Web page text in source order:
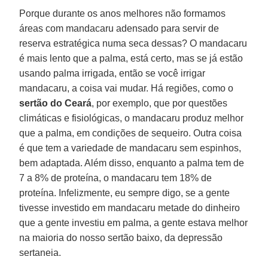
Porque durante os anos melhores não formamos
áreas com mandacaru adensado para servir de
reserva estratégica numa seca dessas? O mandacaru
é mais lento que a palma, está certo, mas se já estão
usando palma irrigada, então se você irrigar
mandacaru, a coisa vai mudar. Há regiões, como o
sertão do Ceará, por exemplo, que por questões
climáticas e fisiológicas, o mandacaru produz melhor
que a palma, em condições de sequeiro. Outra coisa
é que tem a variedade de mandacaru sem espinhos,
bem adaptada. Além disso, enquanto a palma tem de
7 a 8% de proteína, o mandacaru tem 18% de
proteína. Infelizmente, eu sempre digo, se a gente
tivesse investido em mandacaru metade do dinheiro
que a gente investiu em palma, a gente estava melhor
na maioria do nosso sertão baixo, da depressão
sertaneja.